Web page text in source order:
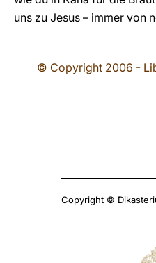
uns zu Jesus – immer von
© Copyright 2006 -
Copyright ©